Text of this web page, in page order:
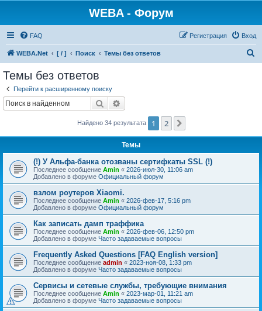
WEBA - Форум
FAQ Вход
Регистрация
WEBA.Net [ / ] Поиск Темы без ответов
Темы без ответов
Перейти к расширенному поиску
Поиск
Найдено 34 результата 1 2
Темы
(!) У Альфа-банка отозваны сертифкаты SSL (!)
Последнее сообщение Amin « 2026-июл-30, 11:06 am
Добавлено в форуме Официальный форум
взлом роутеров Xiaomi.
Последнее сообщение Amin « 2026-фев-17, 5:16 pm
Добавлено в форуме Официальный форум
Как записать дамп траффика
Последнее сообщение Amin « 2026-фев-06, 12:50 pm
Добавлено в форуме Часто задаваемые вопросы
Frequently Asked Questions [FAQ English version]
Последнее сообщение admin « 2023-ноя-08, 1:33 pm
Добавлено в форуме Часто задаваемые вопросы
Сервисы и сетевые службы, требующие внимания
Последнее сообщение Amin « 2023-мар-01, 11:21 am
Добавлено в форуме Часто задаваемые вопросы